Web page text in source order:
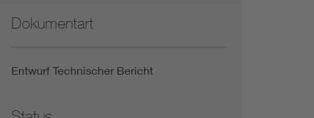
Funktionale Sicherheit schützt den Menschen
Gleichstromanwendungen im Wachstum
Dokumentart
Entwurf Technischer Bericht